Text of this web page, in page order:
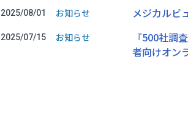
2025/08/01 お知らせ メジカルビ
2025/07/15 お知らせ
『500社調
者向けオン